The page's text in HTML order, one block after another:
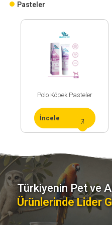
ArGe
Merkezimiz
Üretim
Sürecimiz
Pasteler
Polo Köpek Pasteler
İncele
Türkiyenin Pet ve
Ürünlerinde Lider